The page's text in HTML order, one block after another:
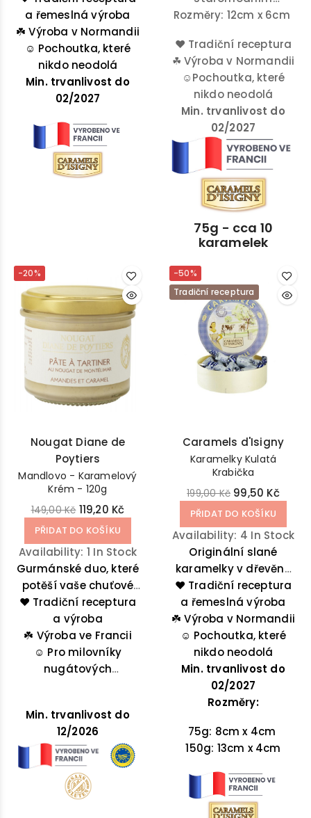
spojují jemnou chuť
karamelizovaných
jablek a másla Isigny
AOP do lahodně
měkkého bonbonu.
Každé sousto je
Normandie,
zabaleným v papírku s
motivem normanské
vlajky.
a řemeslná výroba
☘️ Výroba v Normandii
☺️ Pochoutka, které
nikdo neodolá
Min. trvanlivost do
02/2027
džbánku na mléko,
Normandie... Objevte
náš karamelky ze
slaného másla, který
si oblíbili milovníci
karamelu.
Rozměry: 12cm x 6cm
♥ Tradiční receptura
☘Výroba v Normandii
☺Pochoutka, které
nikdo neodolá
Min. trvanlivost do
02/2027
75g - cca 10
karamelek
-20%
Nougat Diane de
Poytiers
Mandlovo - Karamelový
Krém - 120g
149,00 Kč 119,20 Kč
PŘIDAT DO KOŠÍKU
Availability: 1 In Stock
Gurmánské duo, které
potěší vaše chuťové
pohárky: křupavé
mandle a rozplývající
sekaramelv
neodolatelné
pomazánce.
❤️ Tradiční receptura
a výroba
☘️ Výroba ve Francii
☺️ Pro milovníky
nugátových
Min. trvanlivost do
12/2026
-50%
Tradiční receptura
Caramels d'Isigny
Karamelky Kulatá
Krabička
199,00 Kč 99,50 Kč
PŘIDAT DO KOŠÍKU
Availability: 4 In Stock
Originální slané
karamelky v dřevěné
krabičce z Normandie
se solí z Guerande.
❤️ Tradiční receptura
a řemeslná výroba
☘️ Výroba v Normandii
☺️ Pochoutka, které
nikdo neodolá
Min. trvanlivost do
02/2027
Rozměry:
75g: 8cm x 4cm
150g: 13cm x 4cm